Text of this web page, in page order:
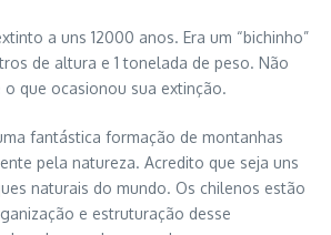
a uns 12000 anos. Era um “bichinho”
de altura e 1 tonelada de peso. Não
o que ocasionou sua extinção.
fantástica formação de montanhas
pela natureza. Acredito que seja uns
naturais do mundo. Os chilenos estão
e estruturação desse